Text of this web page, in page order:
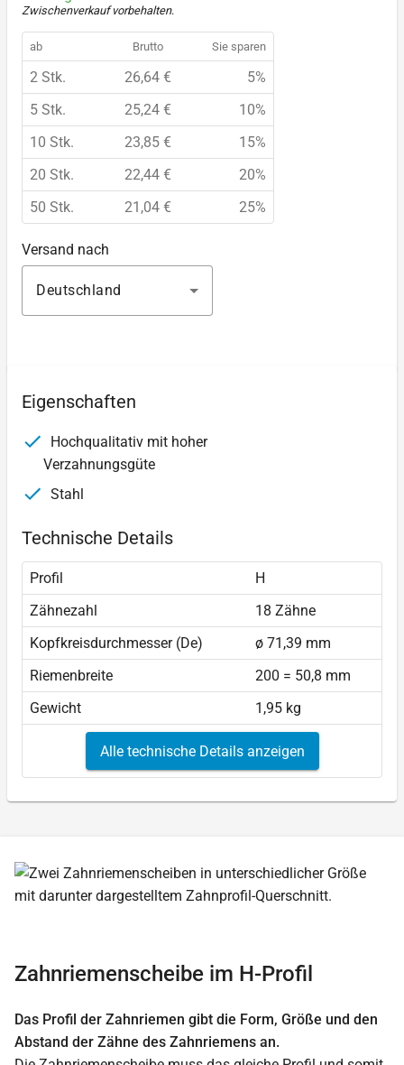
Zwischenverkauf vorbehalten.
ab Brutto Sie sparen
2 Stk. 26,64 €
5%
5 Stk.
25,24 €
10%
10 Stk.
23,85 €
15%
20 Stk.
22,44 €
20%
50 Stk.
21,04 € 25%
Versand nach
Deutschland
Eigenschaften
Hochqualitativ mit hoher
Verzahnungsgüte
Stahl
Technische Details
Profil
H
Zähnezahl
18 Zähne
Kopfkreisdurchmesser (De)
ø 71,39 mm
Riemenbreite
200 = 50,8 mm
Gewicht
1,95 kg
Alle technische Details anzeigen
Zahnriemenscheibe im H-Profil
Das Profil der Zahnriemen gibt die Form, Größe und den
Abstand der Zähne des Zahnriemens an.